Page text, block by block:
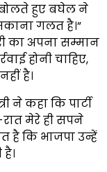
हुए बघेल ने
गलत है।”
का अपना सम्मान
होनी चाहिए,
है।
ने कहा कि पार्टी
मेरे ही सपने
है कि भाजपा उन्हें